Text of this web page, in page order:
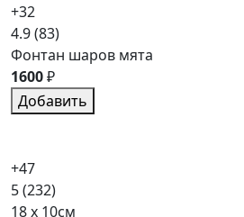
+32
4.9(83)
Фонтан шаров мята
1600₽
Добавить
+47
5(232)
18 x 10см